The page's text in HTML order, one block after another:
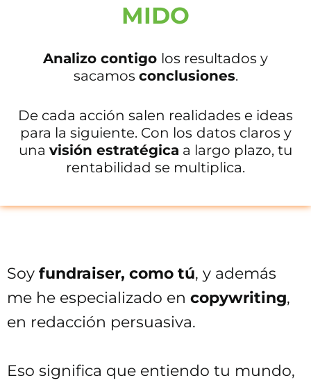
MIDO
Analizo contigo los resultados y
sacamos conclusiones.
De cada acción salen realidades e ideas
para la siguiente. Con los datos claros y
una visión estratégica a largo plazo, tu
rentabilidad se multiplica.
Soy fundraiser, como tú, y además
me he especializado en copywriting,
en redacción persuasiva.
Eso significa que entiendo tu mundo,